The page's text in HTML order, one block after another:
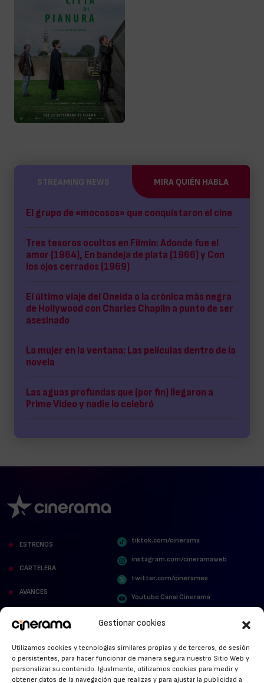
Gestionar cookies
Utilizamos cookies y tecnologías similares propias y de terceros, de sesión
o persistentes, para hacer funcionar de manera segura nuestro Sitio Web y
personalizar su contenido. Igualmente, utilizamos cookies para medir y
obtener datos de la navegación que realizas y para ajustar la publicidad a
STREAMING NEWS MIRA QUIÉN HABLA
El grupo de «mocosos» que conquistaron el cine
Tres tesoros ocultos en Filmin: Adonde fue el
amor (1964), En bandeja de plata (1966) y Con
los ojos cerrados (1969)
El último viaje del Oneida o la crónica más negra
de Hollywood con Charles Chaplin a punto de ser
asesinado
La mujer en la ventana: Las películas dentro de la
novela
Las aguas profundas que (por fin) llegaron a
Prime Video y nadie lo celebró
ESTRENOS
CARTELERA
AVANCES
STREAMING NEWS
tiktok.com/cinerama
instagram.com/cineramaweb
twitter.com/cinerames
Youtube Canal Cinerama